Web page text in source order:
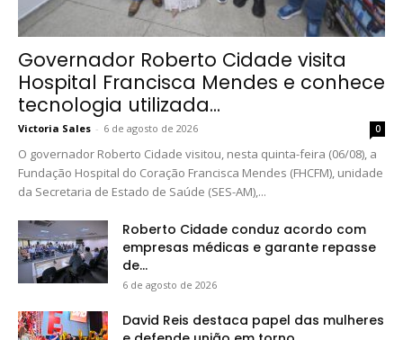
Governador Roberto Cidade visita
Hospital Francisca Mendes e conhece
tecnologia utilizada...
Victoria Sales - 6 de agosto de 2026 0
O governador Roberto Cidade visitou, nesta quinta-feira (06/08), a
Fundação Hospital do Coração Francisca Mendes (FHCFM), unidade
da Secretaria de Estado de Saúde (SES-AM),...
Roberto Cidade conduz acordo com
empresas médicas e garante repasse
de...
6 de agosto de 2026
David Reis destaca papel das mulheres